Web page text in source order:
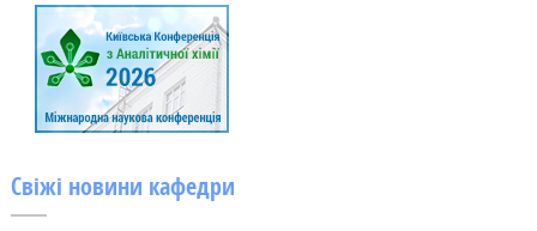
Свіжі новини кафедри